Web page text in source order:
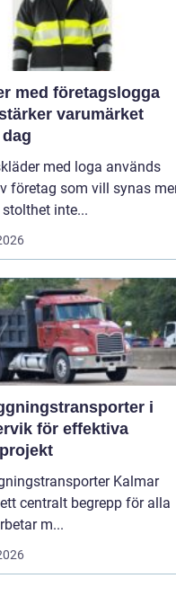
med företagslogga
varumärket
med loga används
företag som vill synas
inte...
i
för effektiva
Kalmar
centralt begrepp för alla
m...